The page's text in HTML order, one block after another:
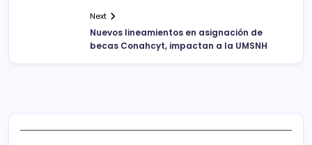
Next
Nuevos lineamientos en asignación de
becas Conahcyt, impactan a la UMSNH